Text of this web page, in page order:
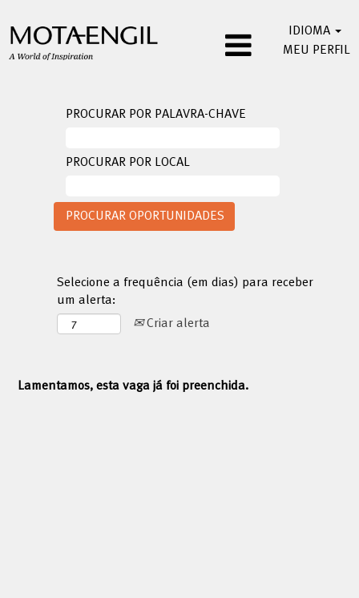
IDIOMA
MEU PERFIL
PROCURAR POR PALAVRA-CHAVE
PROCURAR POR LOCAL
Selecione a frequência (em dias) para receber
um alerta:
Criar alerta
Lamentamos, esta vaga já foi preenchida.